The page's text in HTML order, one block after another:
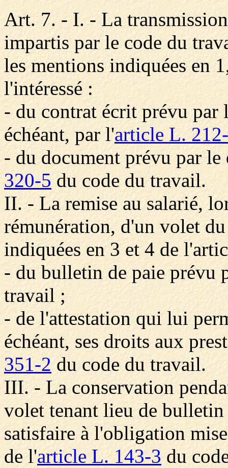
Art. 7. - I. - La
impartis par le code du
les mentions indiquées en
l'intéressé :
- du contrat écrit prévu
échéant, par l'article L.
- du document prévu par
320-5du code du travail.
II. - La remise au salarié,
rémunération, d'un volet
indiquées en 3 et 4 de
- du bulletin de paie prévu
travail ;
- de l'attestation qui lui
échéant, ses droits aux
351-2du code du travail.
III. - La conservation
volet tenant lieu de
satisfaire à l'obligation
de l'article L. 143-3du